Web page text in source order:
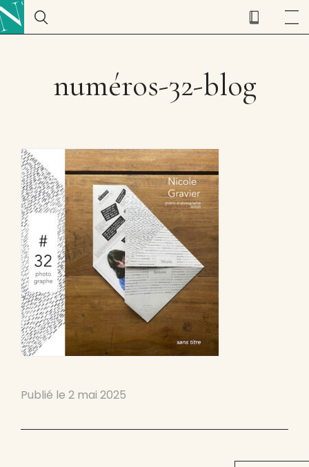
numéros-32-blog
Publié le 2 mai 2025